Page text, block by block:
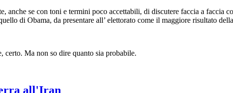
anche se con toni e termini poco accettabili, di discutere faccia a faccia
di Obama, da presentare all’ elettorato come il maggiore risultato
certo. Ma non so dire quanto sia probabile.
all'Iran